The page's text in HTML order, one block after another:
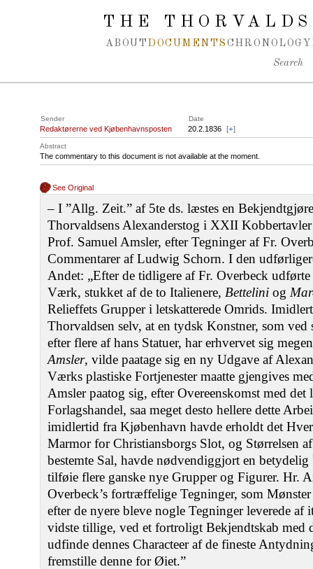
Spring navigation over
THE
ABOUT DOCUMENTS CHRONOLOGY
Search
Sender Date
Redaktørerne ved Kjøbenhavnsposten 20.2.1836 [+]
Abstract
The commentary to this document is not available at the moment.
See Original
‒ I ”Allg. Zeit.” af 5te ds. læstes en
Thorvaldsens Alexanderstog i XXII
Prof. Samuel Amsler, efter Tegninger af Fr.
Commentarer af Ludwig Schorn. I den
Andet: „Efter de tidligere af Fr. Overbeck
Værk, stukket af de to Italienere, Bettelini og
Relieffets Grupper i letskatterede Omrids.
Thorvaldsen selv, at en tydsk Konstner, som
efter flere af hans Statuer, har erhvervet sig
Amsler, vilde paatage sig en ny Udgave af
Værks plastiske Fortjenester maatte gjengives
Amsler paatog sig, efter Overeenskomst med
Forlagshandel, saa meget desto hellere dette
imidlertid fra Kjøbenhavn havde erholdt det
Marmor for Christiansborgs Slot, og Størrelsen
bestemte Sal, havde nødvendiggjort en
tilføie flere ganske nye Grupper og Figurer. Hr.
Overbeck’s fortræffelige Tegninger, som
efter de nyere bleve nogle Tegninger leverede af
vidste tillige, ved et fortroligt Bekjendtskab med
udfinde dennes Characteer af de fineste
fremstille denne for Øiet.”